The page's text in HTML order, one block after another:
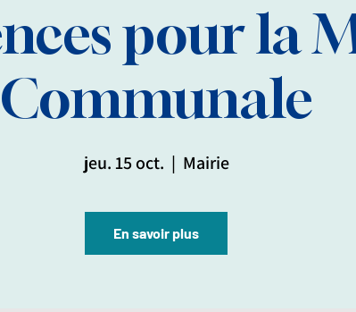
pour la
Communale
jeu. 15 oct.
  |
Mairie
En savoir plus